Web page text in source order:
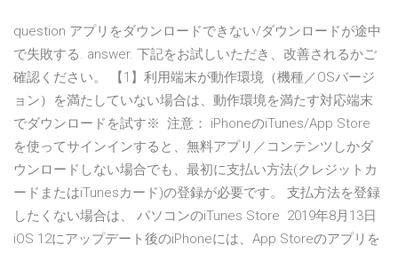
question アプリをダウンロードできない/ダウンロードが途中
で失敗する. answer. 下記をお試しいただき、改善されるかご
確認ください。 【1】利用端末が動作環境（機種／OSバージ
ョン）を満たしていない場合は、動作環境を満たす対応端末
でダウンロードを試す※ 注意： iPhoneのiTunes/App Store
を使ってサインインすると、無料アプリ／コンテンツしかダ
ウンロードしない場合でも、最初に支払い方法(クレジットカ
ードまたはiTunesカード)の登録が必要です。 支払方法を登録
したくない場合は、 パソコンのiTunes Store 2019年8月13日
iOS 12にアップデート後のiPhoneには、App Storeのアプリを